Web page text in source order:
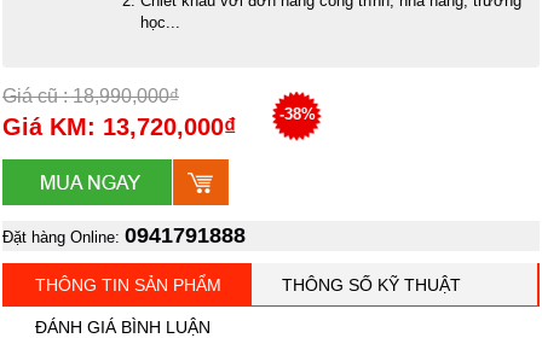
học...
Giá cũ : 18,990,000₫
Giá KM: 13,720,000₫ -38%
Đặt hàng Online: 0941791888
THÔNG TIN SẢN PHẨM THÔNG SỐ KỸ THUẬT
ĐÁNH GIÁ BÌNH LUẬN